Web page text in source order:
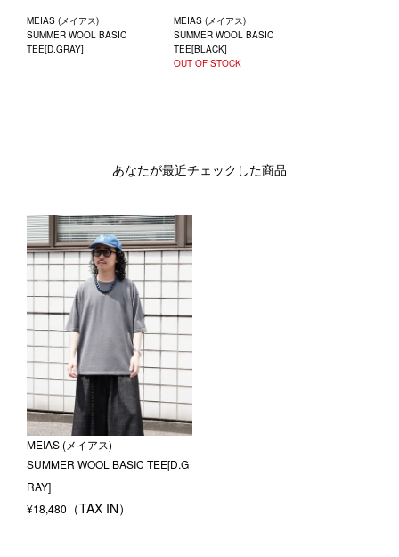
MEIAS (メイアス)
SUMMER WOOL BASIC
TEE[D.GRAY]
MEIAS (メイアス)
SUMMER WOOL BASIC
TEE[BLACK]
OUT OF STOCK
あなたが最近チェックした商品
MEIAS (メイアス)
SUMMER WOOL BASIC TEE[D.G
RAY]
¥18,480